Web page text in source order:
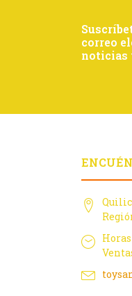
correo
noticias